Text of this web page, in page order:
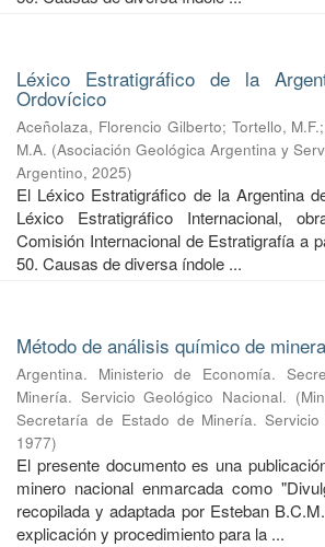
Léxico Estratigráfico de la
Ordovícico
Aceñolaza, Florencio Gilberto; Tortello, M.F.;
M.A. (Asociación Geológica Argentina y
Argentino, 2025)
El Léxico Estratigráfico de la Argentina
Léxico Estratigráfico Internacional,
Comisión Internacional de Estratigrafía a
50. Causas de diversa índole ...
Método de análisis químico de
Argentina. Ministerio de Economía.
Minería. Servicio Geológico Nacional. (
Secretaría de Estado de Minería. Servicio
1977)
El presente documento es una
minero nacional enmarcada como
recopilada y adaptada por Esteban
explicación y procedimiento para la ...